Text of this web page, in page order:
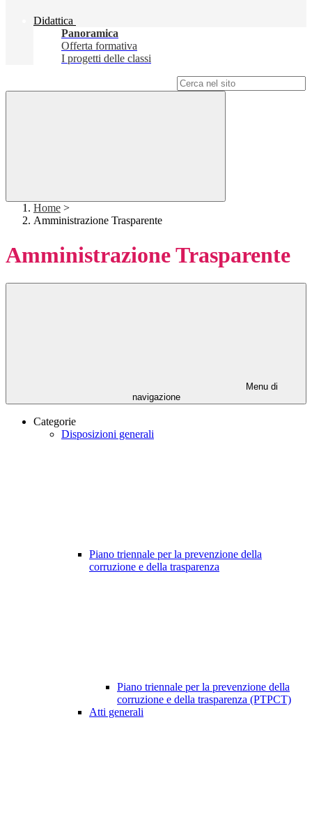
Didattica
Panoramica
Offerta formativa
I progetti delle classi
Home >
Amministrazione Trasparente
Amministrazione Trasparente
Menu di
navigazione
Categorie
Disposizioni generali
Piano triennale per la prevenzione della
corruzione e della trasparenza
Piano triennale per la prevenzione della
corruzione e della trasparenza (PTPCT)
Atti generali